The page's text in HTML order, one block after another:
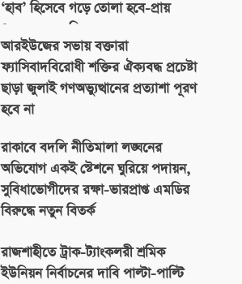
‘হাব’ হিসেবে গড়ে তোলা হবে-প্রায়
৪০০ একর জমিতে
August 9, 2026
আরইউজের সভায় বক্তারা
ফ্যাসিবাদবিরোধী শক্তির ঐক্যবদ্ধ প্রচেষ্টা
ছাড়া জুলাই গণঅভ্যুত্থানের প্রত্যাশা পূরণ
হবে না
রাকাবে বদলি নীতিমালা লঙ্ঘনের
অভিযোগ একই স্টেশনে ঘুরিয়ে পদায়ন,
সুবিধাভোগীদের রক্ষা-ভারপ্রাপ্ত এমডির
বিরুদ্ধে নতুন বিতর্ক
রাজশাহীতে ট্রাক-ট্যাংকলরী শ্রমিক
ইউনিয়ন নির্বাচনের দাবি পাল্টা-পাল্টি